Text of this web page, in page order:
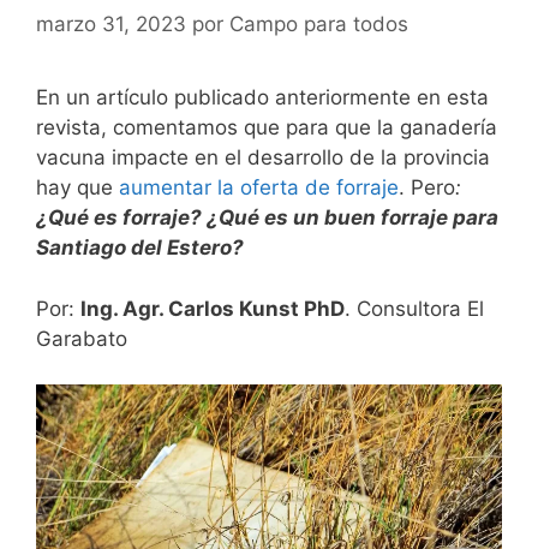
marzo 31, 2023 por Campo para todos
En un artículo publicado anteriormente en esta
revista, comentamos que para que la ganadería
vacuna impacte en el desarrollo de la provincia
hay que aumentar la oferta de forraje. Pero:
¿Qué es forraje? ¿Qué es un buen forraje para
Santiago del Estero?
Por: Ing. Agr. Carlos Kunst PhD. Consultora El
Garabato